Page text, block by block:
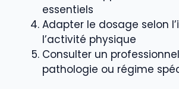
essentiels
Adapter le dosage selon
l’activité physique
Consulter un
pathologie ou régime